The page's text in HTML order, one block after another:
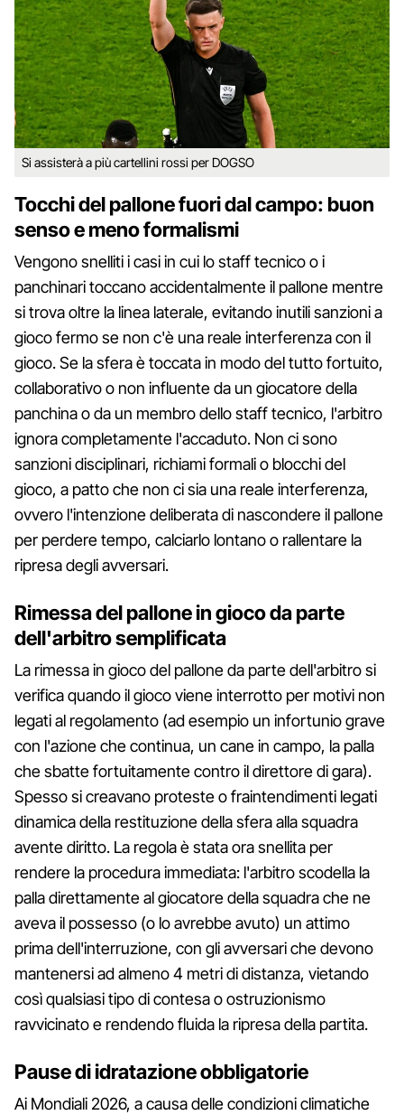
Si assisterà a più cartellini rossi per DOGSO
Tocchi del pallone fuori dal campo: buon
senso e meno formalismi
Vengono snelliti i casi in cui lo staff tecnico o i
panchinari toccano accidentalmente il pallone mentre
si trova oltre la linea laterale, evitando inutili sanzioni a
gioco fermo se non c'è una reale interferenza con il
gioco. Se la sfera è toccata in modo del tutto fortuito,
collaborativo o non influente da un giocatore della
panchina o da un membro dello staff tecnico, l'arbitro
ignora completamente l'accaduto. Non ci sono
sanzioni disciplinari, richiami formali o blocchi del
gioco, a patto che non ci sia una reale interferenza,
ovvero l'intenzione deliberata di nascondere il pallone
per perdere tempo, calciarlo lontano o rallentare la
ripresa degli avversari.
Rimessa del pallone in gioco da parte
dell'arbitro semplificata
La rimessa in gioco del pallone da parte dell'arbitro si
verifica quando il gioco viene interrotto per motivi non
legati al regolamento (ad esempio un infortunio grave
con l'azione che continua, un cane in campo, la palla
che sbatte fortuitamente contro il direttore di gara).
Spesso si creavano proteste o fraintendimenti legati
dinamica della restituzione della sfera alla squadra
avente diritto. La regola è stata ora snellita per
rendere la procedura immediata: l'arbitro scodella la
palla direttamente al giocatore della squadra che ne
aveva il possesso (o lo avrebbe avuto) un attimo
prima dell'interruzione, con gli avversari che devono
mantenersi ad almeno 4 metri di distanza, vietando
così qualsiasi tipo di contesa o ostruzionismo
ravvicinato e rendendo fluida la ripresa della partita.
Pause di idratazione obbligatorie
Ai Mondiali 2026, a causa delle condizioni climatiche